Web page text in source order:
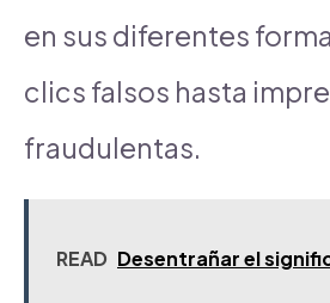
en sus diferentes
clics falsos hasta
fraudulentas.
READ Desentrañar el